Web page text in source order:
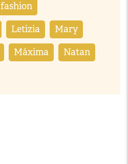
fashion
Letizia Mary
Máxima Natan